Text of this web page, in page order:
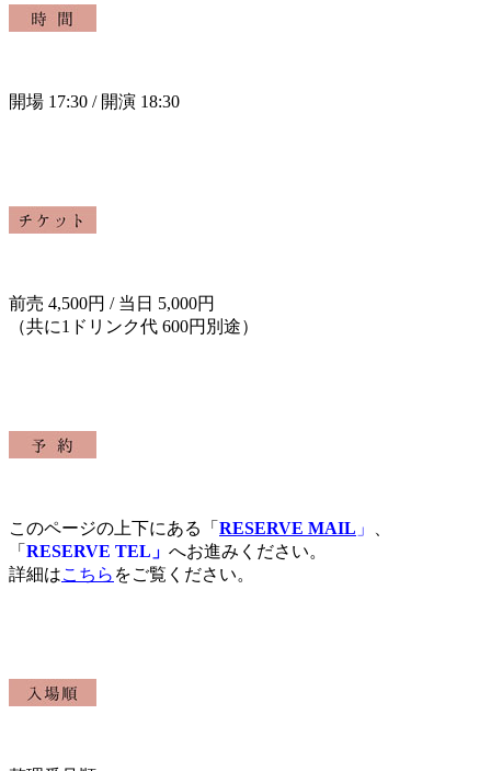
開場 17:30 / 開演 18:30
前売 4,500円 / 当日 5,000円
（共に1ドリンク代 600円別途）
このページの上下にある「 RESERVE MAIL 」
「 RESERVE TEL」 へお進みください。
詳細はこちら をご覧ください。